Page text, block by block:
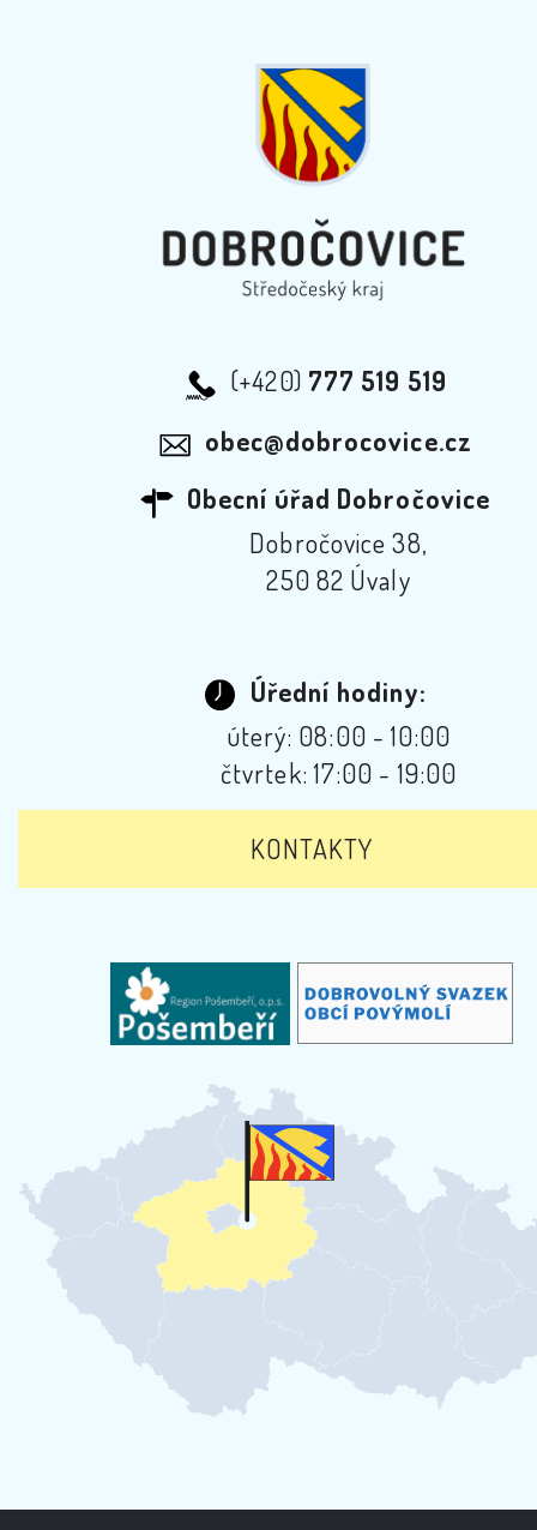
(+420) 777 519 519
obec@dobrocovice.cz
Obecní úřad Dobročovice
Dobročovice 38,
250 82 Úvaly
Úřední hodiny:
úterý: 08:00 - 10:00
čtvrtek: 17:00 - 19:00
KONTAKTY